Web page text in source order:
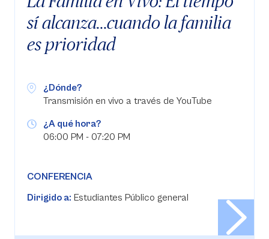
sí alcanza...cuando la familia
es prioridad
¿Dónde?
Transmisión en vivo a través de YouTube
¿A qué hora?
06:00 PM - 07:20 PM
CONFERENCIA
Dirigido a: Estudiantes Público general